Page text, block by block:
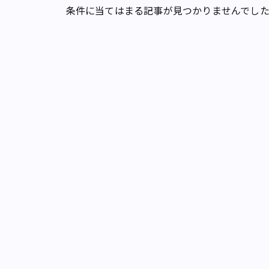
条件に当てはまる記事が見つかりませんでし